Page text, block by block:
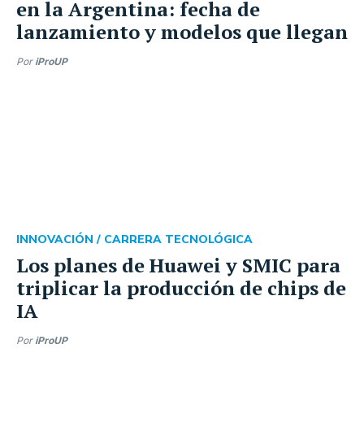
en la Argentina: fecha de
lanzamiento y modelos que llegan
Por iProUP
Los planes de Huawei y SMIC para
triplicar la producción de chips de
IA
INNOVACIÓN / CARRERA TECNOLÓGICA
Por iProUP